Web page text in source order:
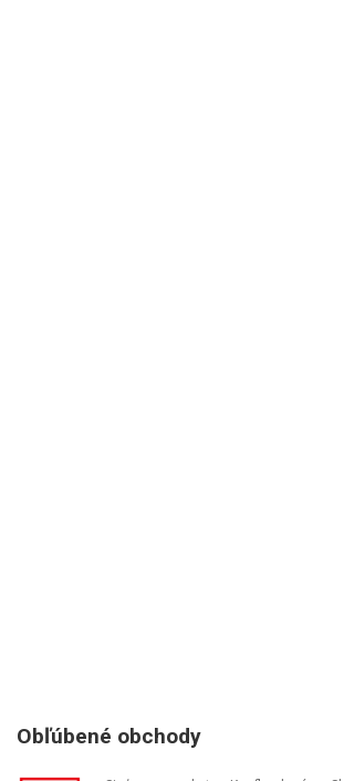
Obľúbené obchody